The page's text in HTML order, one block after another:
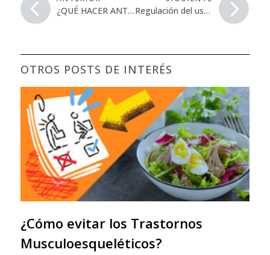
¿QUÉ HACER ANTES DE RECIBIR LA VACUNA DEL COVID-19? Regulación del uso de mascarillas en espacios exteriores
OTROS POSTS DE INTERÉS
¿Cómo evitar los Trastornos
Musculoesqueléticos?